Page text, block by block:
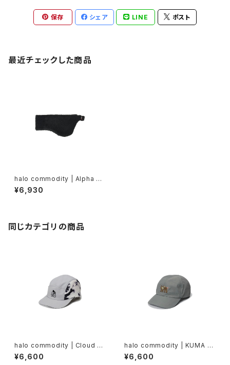
保存 シェア LINE ポスト
最近チェックした商品
halo commodity | Alpha Ea
r Muff Band
¥6,930
同じカテゴリの商品
halo commodity | Cloud C
ap
¥6,600
halo commodity | KUMA C
ap
¥6,600